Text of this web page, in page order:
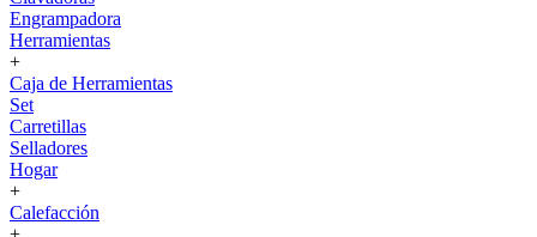
Engrampadora
Herramientas
+
Caja de Herramientas
Set
Carretillas
Selladores
Hogar
+
Calefacción